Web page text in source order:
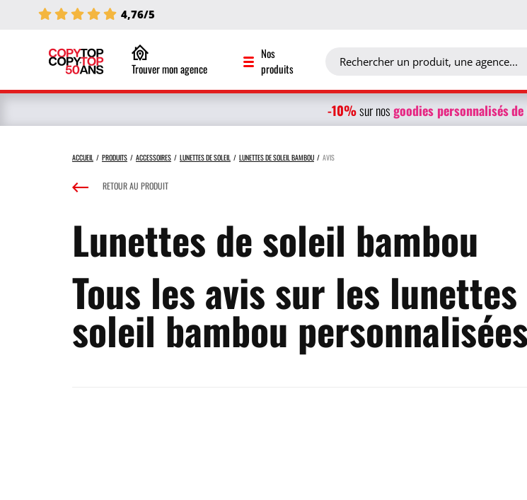
4,76/5
Trouver mon agence
Nos
produits
-10%sur nosgoodies personnalisés
ACCUEIL PRODUITS ACCESSOIRES LUNETTES DE SOLEIL LUNETTES DE SOLEIL BAMBOU AVIS
RETOUR AU PRODUIT
Lunettes de soleil bambou
Tous les avis sur les
soleil bambou